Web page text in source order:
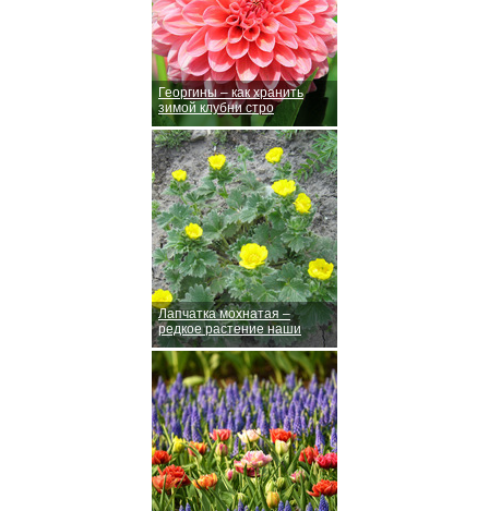
Георгины – как хранить
зимой клубни стро
Лапчатка мохнатая –
редкое растение наши